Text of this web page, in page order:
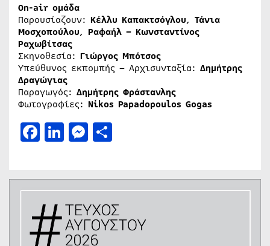
Οn-air ομάδα
Παρουσίαζουν: Κέλλυ Καπακτσόγλου, Τάνια
Μοσχοπούλου, Ραφαήλ – Κωνσταντίνος
Ραχωβίτσας
Σκηνοθεσία: Γιώργος Μπότσος
Υπεύθυνος εκπομπής – Αρχισυνταξία: Δημήτρης
Δραγώγιας
Παραγωγός: Δημήτρης Φράστανλης
Φωτογραφίες: Νikos Papadopoulos Gogas
Facebook
LinkedIn
Messenger